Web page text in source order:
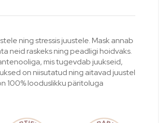
ning stressis juustele. Mask annab
neid raskeks ning peadligi hoidvaks.
mis tugevdab juukseid,
on niisutatud ning aitavad juustel
100% looduslikku päritoluga